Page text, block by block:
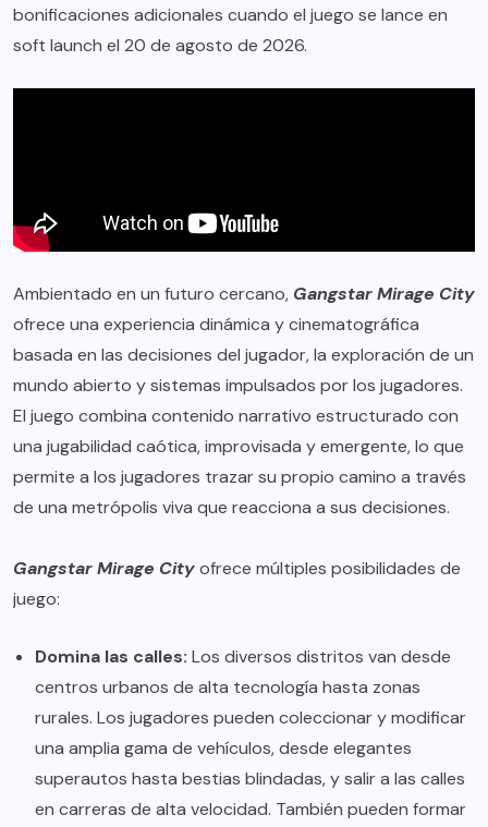
bonificaciones adicionales cuando el juego se lance en
soft launch el 20 de agosto de 2026.
Ambientado en un futuro cercano, Gangstar Mirage City
ofrece una experiencia dinámica y cinematográfica
basada en las decisiones del jugador, la exploración de un
mundo abierto y sistemas impulsados por los jugadores.
El juego combina contenido narrativo estructurado con
una jugabilidad caótica, improvisada y emergente, lo que
permite a los jugadores trazar su propio camino a través
de una metrópolis viva que reacciona a sus decisiones.
Gangstar Mirage Cityofrece múltiples posibilidades de
juego:
Domina las calles: Los diversos distritos van desde
centros urbanos de alta tecnología hasta zonas
rurales. Los jugadores pueden coleccionar y modificar
una amplia gama de vehículos, desde elegantes
superautos hasta bestias blindadas, y salir a las calles
en carreras de alta velocidad. También pueden formar